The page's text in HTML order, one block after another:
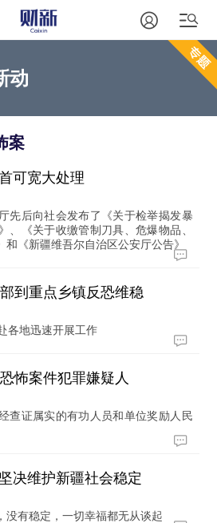
动
案
可宽大处理
先后向社会发布了《关于检举揭发暴
、《关于收缴管制刀具、危爆物品、
《新疆维吾尔自治区公安厅公告》
到重点乡镇反恐维稳
各地迅速开展工作
怖案件犯罪嫌疑人
查证属实的有功人员和单位奖励人民
决维护新疆社会稳定
没有稳定，一切幸福都无从谈起